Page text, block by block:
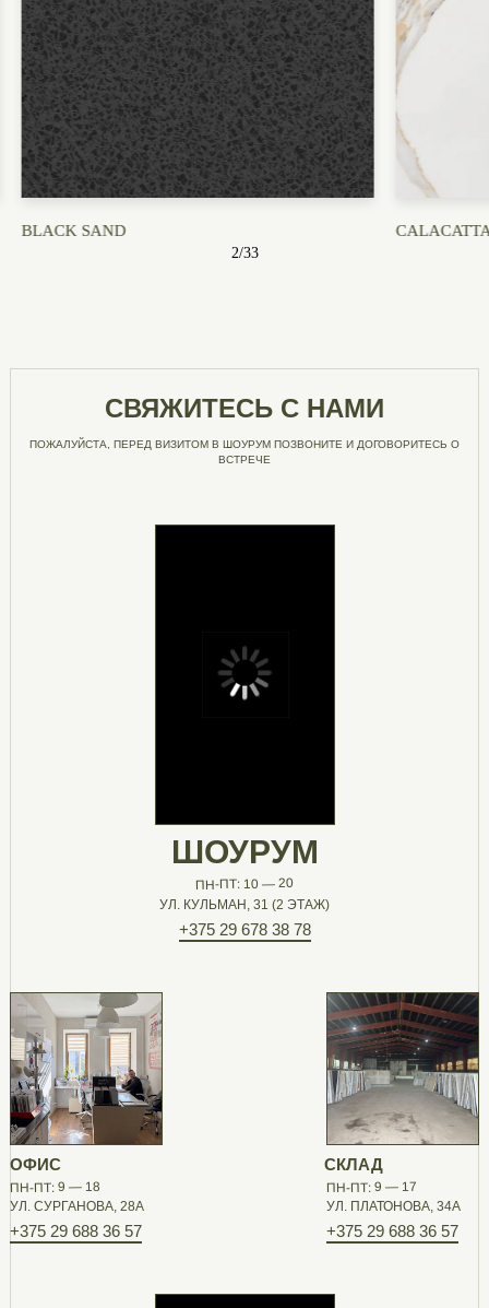
CALACATTA BORGHINI
3/33
ШОУРУМ
ОФИС
ПОЖАЛУЙСТА, ПЕРЕД ВИЗИТОМ В ШОУРУМ ПОЗВОНИТЕ И ДОГОВОРИТЕСЬ О
ВСТРЕЧЕ
ПН-ПТ: 10 — 20
ПН-ПТ: 9 — 18
УЛ. КУЛЬМАН, 31 (2 ЭТАЖ)
УЛ. СУРГАНОВА, 28А
+375 29 678 38 78
+375 29 688 36 57
СВЯЖИТЕСЬ С НАМИ
СКЛАД
ПН-ПТ: 9 — 17
УЛ. ПЛАТОНОВА, 34А
+375 29 688 36 57